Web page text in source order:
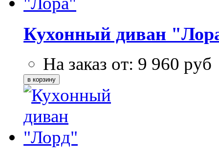
Кухонный диван
На заказ от: 9 960 руб